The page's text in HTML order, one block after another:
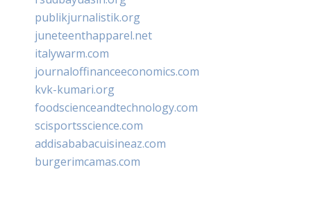
publikjurnalistik.org
juneteenthapparel.net
italywarm.com
journaloffinanceeconomics.com
kvk-kumari.org
foodscienceandtechnology.com
scisportsscience.com
addisababacuisineaz.com
burgerimcamas.com